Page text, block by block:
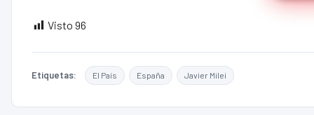
Visto 96
Etiquetas: El País España Javier Milei